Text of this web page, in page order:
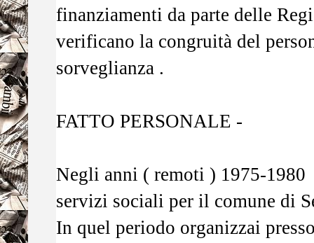
finanziamenti da parte delle
verificano la congruità del
sorveglianza .
FATTO PERSONALE -
Negli anni ( remoti ) 1975-1980
servizi sociali per il comune di
In quel periodo organizzai